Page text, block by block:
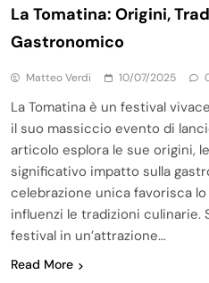
La Tomatina: Origini,
Gastronomico
Matteo Verdi 10/07/2025
La Tomatina è un festival
il suo massiccio evento di
articolo esplora le sue origini,
significativo impatto sulla
celebrazione unica favorisca
influenzi le tradizioni culinarie.
festival in un’attrazione…
Read More